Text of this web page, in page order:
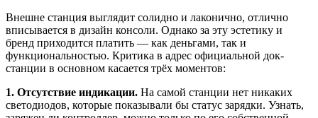
Внешне станция выглядит солидно и лаконично, отлично
вписывается в дизайн консоли. Однако за эту эстетику и
бренд приходится платить — как деньгами, так и
функциональностью. Критика в адрес официальной док-
станции в основном касается трёх моментов:
1. Отсутствие индикации. На самой станции нет никаких
светодиодов, которые показывали бы статус зарядки. Узнать,